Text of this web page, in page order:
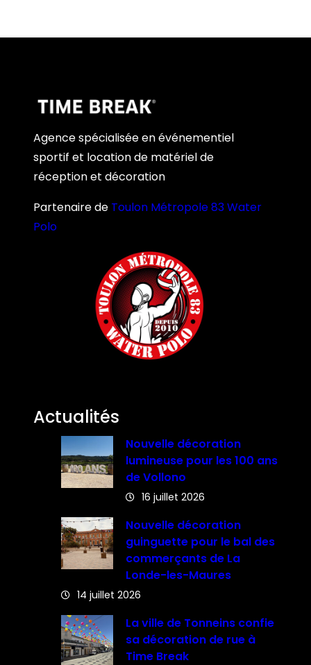
Agence spécialisée en événementiel
sportif et location de matériel de
réception et décoration
Partenaire de Toulon Métropole 83 Water
Polo
Actualités
Nouvelle décoration
lumineuse pour les 100 ans
de Vollono
16 juillet 2026
Nouvelle décoration
guinguette pour le bal des
commerçants de La
Londe-les-Maures
14 juillet 2026
La ville de Tonneins confie
sa décoration de rue à
Time Break